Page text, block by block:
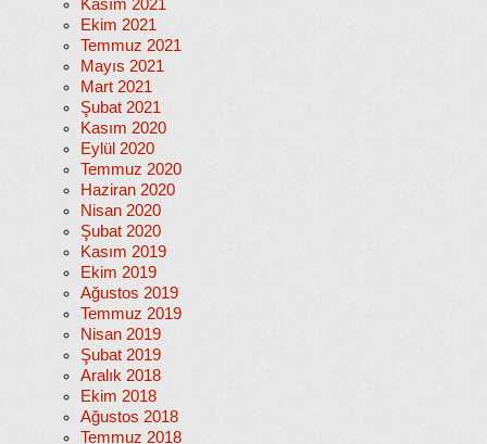
Kasım 2021
Ekim 2021
Temmuz 2021
Mayıs 2021
Mart 2021
Şubat 2021
Kasım 2020
Eylül 2020
Temmuz 2020
Haziran 2020
Nisan 2020
Şubat 2020
Kasım 2019
Ekim 2019
Ağustos 2019
Temmuz 2019
Nisan 2019
Şubat 2019
Aralık 2018
Ekim 2018
Ağustos 2018
Temmuz 2018